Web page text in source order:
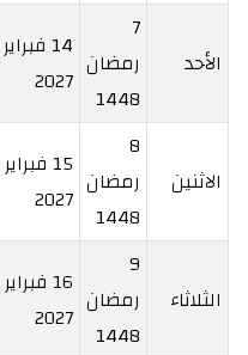
الأحد
7
رمضان
1448
14 فبراير
2027
الاثنين
8
رمضان
1448
15 فبراير
2027
الثلاثاء
9
رمضان
1448
16 فبراير
2027